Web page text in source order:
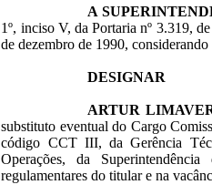
A
1º, inciso V, da Portaria nº 3.319,
de dezembro de 1990,
DESIGNAR
ARTUR
substituto eventual do Cargo
código CCT III, da Gerência
Operações, da
regulamentares do titular e na